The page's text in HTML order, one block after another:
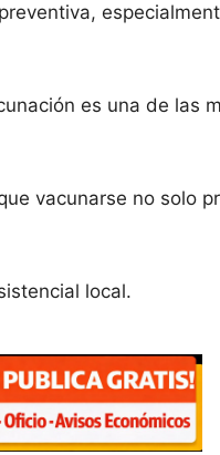
es una de las
vacunarse no solo
local.